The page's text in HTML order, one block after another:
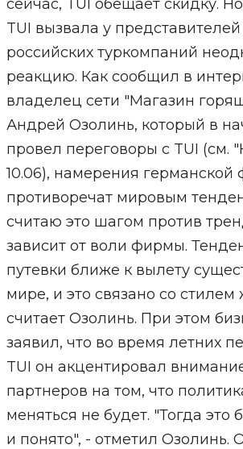
сейчас, TUI обещает скидку.
TUI вызвала у
российских туркомпаний
реакцию. Как сообщил в
владелец сети "Магазин
Андрей Озолинь, который в
провел переговоры с TUI (см.
10.06), намерения
противоречат мировым
считаю это шагом против
зависит от воли фирмы.
путевки ближе к вылету
мире, и это связано со стилем
считает Озолинь. При этом
заявил, что во время летних
TUI он акцентировал
партнеров на том, что
меняться не будет. "Тогда
и понято", - отметил Озолинь.